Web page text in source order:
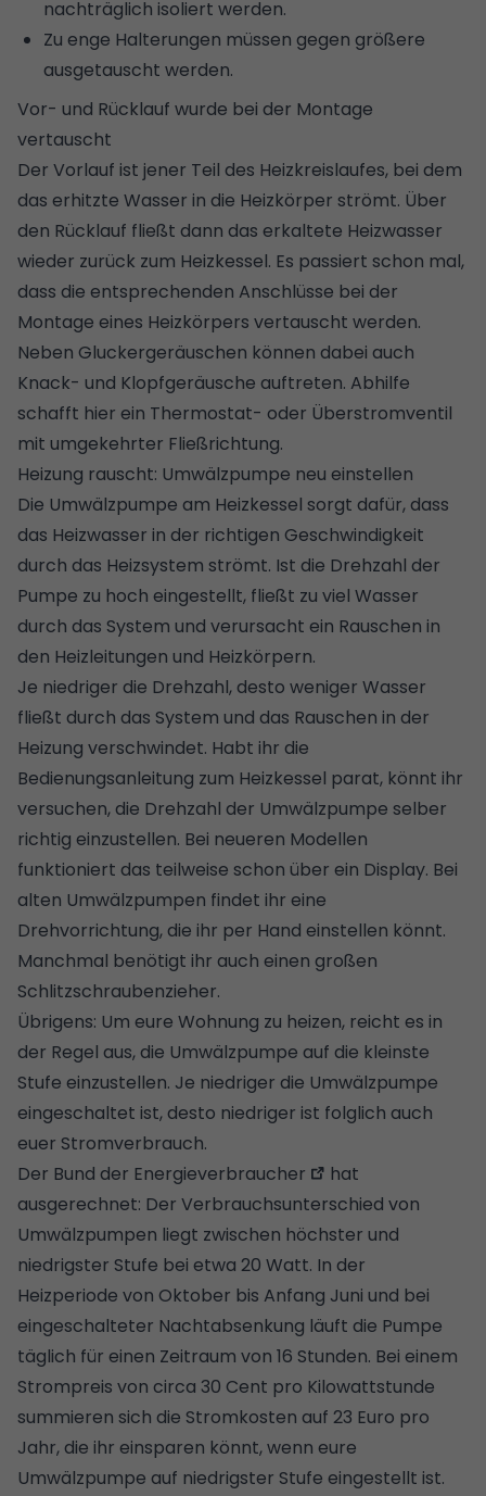
nachträglich isoliert werden.
Zu enge Halterungen müssen gegen größere
ausgetauscht werden.
Vor- und Rücklauf wurde bei der Montage
vertauscht
Der Vorlauf ist jener Teil des Heizkreislaufes, bei dem
das erhitzte Wasser in die Heizkörper strömt. Über
den Rücklauf fließt dann das erkaltete Heizwasser
wieder zurück zum Heizkessel. Es passiert schon mal,
dass die entsprechenden Anschlüsse bei der
Montage eines Heizkörpers vertauscht werden.
Neben Gluckergeräuschen können dabei auch
Knack- und Klopfgeräusche auftreten. Abhilfe
schafft hier ein Thermostat- oder Überstromventil
mit umgekehrter Fließrichtung.
Heizung rauscht: Umwälzpumpe neu einstellen
Die Umwälzpumpe am Heizkessel sorgt dafür, dass
das Heizwasser in der richtigen Geschwindigkeit
durch das Heizsystem strömt. Ist die Drehzahl der
Pumpe zu hoch eingestellt, fließt zu viel Wasser
durch das System und verursacht ein Rauschen in
den Heizleitungen und Heizkörpern.
Je niedriger die Drehzahl, desto weniger Wasser
fließt durch das System und das Rauschen in der
Heizung verschwindet. Habt ihr die
Bedienungsanleitung zum Heizkessel parat, könnt ihr
versuchen, die Drehzahl der Umwälzpumpe selber
richtig einzustellen. Bei neueren Modellen
funktioniert das teilweise schon über ein Display. Bei
alten Umwälzpumpen findet ihr eine
Drehvorrichtung, die ihr per Hand einstellen könnt.
Manchmal benötigt ihr auch einen großen
Schlitzschraubenzieher.
Übrigens: Um eure Wohnung zu heizen, reicht es in
der Regel aus, die Umwälzpumpe auf die kleinste
Stufe einzustellen. Je niedriger die Umwälzpumpe
eingeschaltet ist, desto niedriger ist folglich auch
euer Stromverbrauch.
Der Bund der Energieverbraucher
hat
ausgerechnet: Der Verbrauchsunterschied von
Umwälzpumpen liegt zwischen höchster und
niedrigster Stufe bei etwa 20 Watt. In der
Heizperiode von Oktober bis Anfang Juni und bei
eingeschalteter Nachtabsenkung läuft die Pumpe
täglich für einen Zeitraum von 16 Stunden. Bei einem
Strompreis von circa 30 Cent pro Kilowattstunde
summieren sich die Stromkosten auf 23 Euro pro
Jahr, die ihr einsparen könnt, wenn eure
Umwälzpumpe auf niedrigster Stufe eingestellt ist.